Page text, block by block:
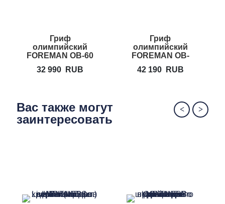
Гриф
олимпийский
FOREMAN OB-60
32 990
RUB
Гриф
олимпийский
FOREMAN OB-
42 190 RUB
Вас также могут
заинтересовать